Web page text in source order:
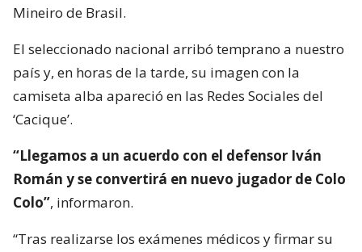
Mineiro de Brasil.
El seleccionado nacional arribó temprano a nuestro
país y, en horas de la tarde, su imagen con la
camiseta alba apareció en las Redes Sociales del
‘Cacique’.
“Llegamos a un acuerdo con el defensor Iván
Román y se convertirá en nuevo jugador de Colo
Colo”, informaron.
“Tras realizarse los exámenes médicos y firmar su